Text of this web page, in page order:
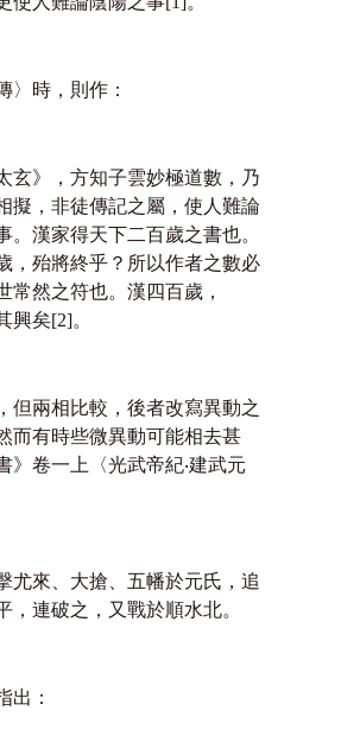
〉時，則作：
玄》，方知子雲妙極道數，乃
擬，非徒傳記之屬，使人難論
。漢家得天下二百歲之書也。
，殆將終乎？所以作者之數必
常然之符也。漢四百歲，
興矣[2]。
但兩相比較，後者改寫異動之
而有時些微異動可能相去甚
》卷一上〈光武帝紀‧建武元
尤來、大搶、五幡於元氏，追
，連破之，又戰於順水北。
出：